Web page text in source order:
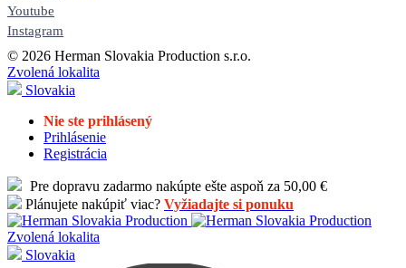
Youtube
Instagram
© 2026 Herman Slovakia Production s.r.o.
Zvolená lokalita
Slovakia
Nie ste prihlásený
Prihlásenie
Registrácia
Pre dopravu zadarmo nakúpte ešte aspoň za 50,00 €
Plánujete nakúpiť viac? Vyžiadajte si ponuku
Zvolená lokalita
Slovakia